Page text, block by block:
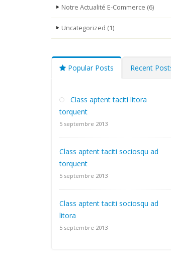
Notre Actualité E-Commerce (6)
Uncategorized (1)
Popular Posts Recent
Class aptent taciti litora
torquent
5 septembre 2013
Class aptent taciti sociosqu ad
torquent
5 septembre 2013
Class aptent taciti sociosqu ad
litora
5 septembre 2013